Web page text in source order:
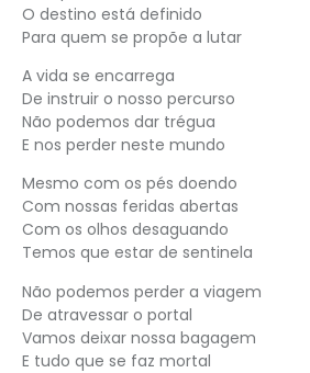
O destino está definido
Para quem se propõe a lutar
A vida se encarrega
De instruir o nosso percurso
Não podemos dar trégua
E nos perder neste mundo
Mesmo com os pés doendo
Com nossas feridas abertas
Com os olhos desaguando
Temos que estar de sentinela
Não podemos perder a viagem
De atravessar o portal
Vamos deixar nossa bagagem
E tudo que se faz mortal